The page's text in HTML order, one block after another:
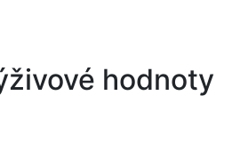
hodnoty